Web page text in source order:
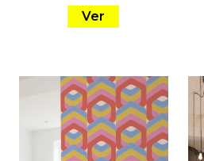
Ver